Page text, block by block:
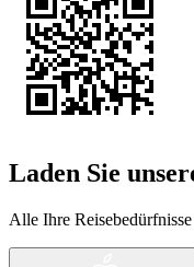
Laden Sie
Alle Ihre